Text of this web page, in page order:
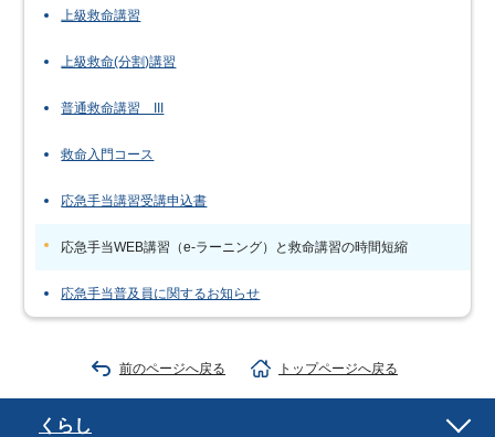
上級救命講習
上級救命(分割)講習
普通救命講習 III
救命入門コース
応急手当講習受講申込書
応急手当WEB講習（e-ラーニング）と救命講習の時間短縮
応急手当普及員に関するお知らせ
前のページへ戻る トップページへ戻る
くらし